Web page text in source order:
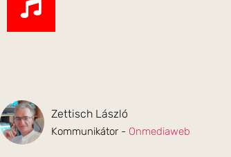
Zettisch László
Kommunikátor - Onmediaweb